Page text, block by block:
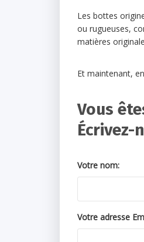
Les bottes
ou rugueuses,
matières
Et maintenant,
Vous
Écrivez-
Votre nom:
Votre adresse